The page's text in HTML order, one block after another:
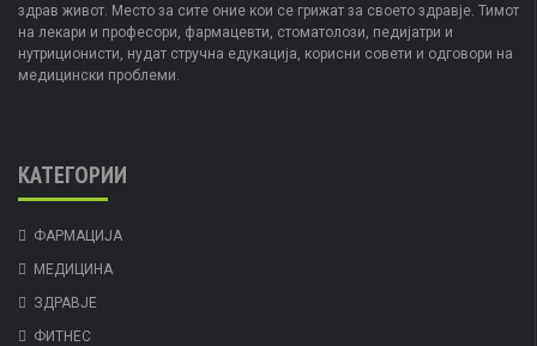
здрав живот. Место за сите оние кои се грижат за своето здравје. Тимот
на лекари и професори, фармацевти, стоматолози, педијатри и
нутриционисти, нудат стручна едукација, корисни совети и одговори на
медицински проблеми.
КАТЕГОРИИ
ФАРМАЦИЈА
МЕДИЦИНА
ЗДРАВЈЕ
ФИТНЕС